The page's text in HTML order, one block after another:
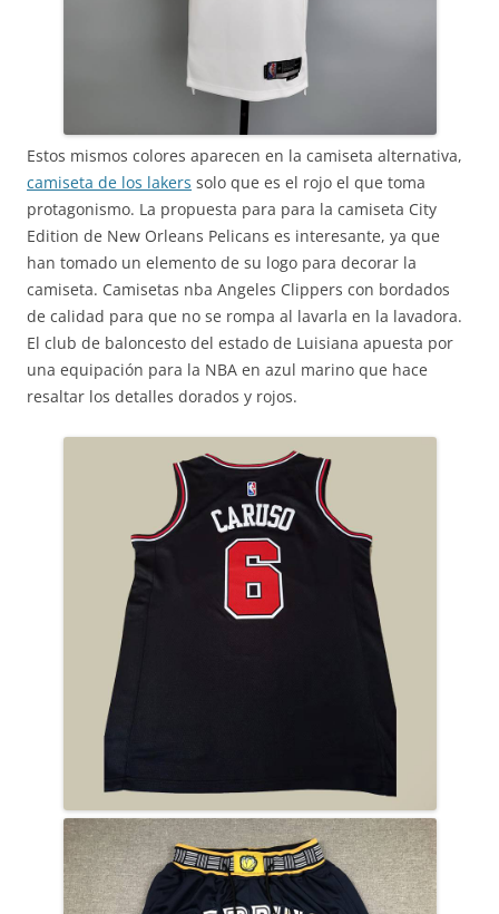
Estos mismos colores aparecen en la camiseta alternativa,
camiseta de los lakers solo que es el rojo el que toma
protagonismo. La propuesta para para la camiseta City
Edition de New Orleans Pelicans es interesante, ya que
han tomado un elemento de su logo para decorar la
camiseta. Camisetas nba Angeles Clippers con bordados
de calidad para que no se rompa al lavarla en la lavadora.
El club de baloncesto del estado de Luisiana apuesta por
una equipación para la NBA en azul marino que hace
resaltar los detalles dorados y rojos.